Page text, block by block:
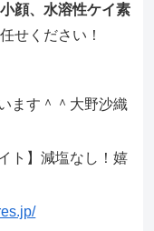
顔、水溶性ケイ素
せください！
ます＾＾大野沙織
ト】減塩なし！嬉